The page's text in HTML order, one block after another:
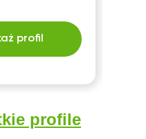
profil
profile